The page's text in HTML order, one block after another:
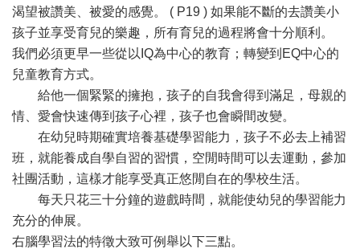
渴望被讚美、被愛的感覺。 ( P19 ) 如果能不斷的去讚美小
孩子並享受育兒的樂趣，所有育兒的過程將會十分順利。
我們必須更早一些從以IQ為中心的教育；轉變到EQ中心的
兒童教育方式。
給他一個緊緊的擁抱，孩子的自我會得到滿足，母親的
情、愛會快速傳到孩子心裡，孩子也會瞬間改變。
在幼兒時期確實培養基礎學習能力，孩子不必去上補習
班，就能養成自學自習的習慣，空閒時間可以去運動，參加
社團活動，這樣才能享受真正悠閒自在的學校生活。
每天只花三十分鐘的遊戲時間，就能使幼兒的學習能力
充分的伸展。
右腦學習法的特徵大致可例舉以下三點。